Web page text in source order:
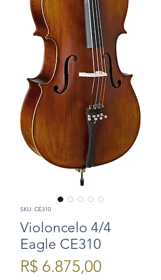
SKU: CE310
Violoncelo 4/4
Eagle CE310
R$ 6.875,00